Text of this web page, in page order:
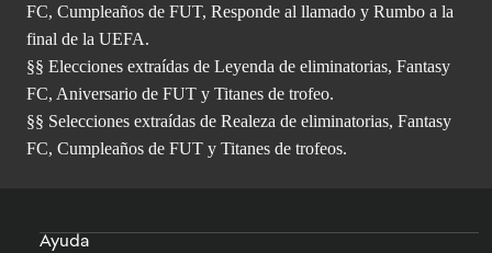
FC, Cumpleaños de FUT, Responde al llamado y Rumbo a la
final de la UEFA.
§§ Elecciones extraídas de Leyenda de eliminatorias, Fantasy
FC, Aniversario de FUT y Titanes de trofeo.
§§ Selecciones extraídas de Realeza de eliminatorias, Fantasy
FC, Cumpleaños de FUT y Titanes de trofeos.
Ayuda